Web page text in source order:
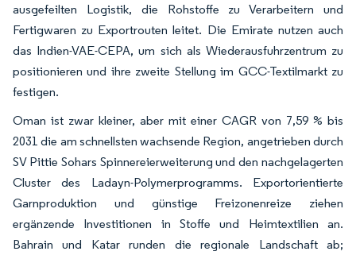
ausgefeilten Logistik, die Rohstoffe zu Verarbeitern und
Fertigwaren zu Exportrouten leitet. Die Emirate nutzen auch
das Indien-VAE-CEPA, um sich als Wiederausfuhrzentrum zu
positionieren und ihre zweite Stellung im GCC-Textilmarkt zu
festigen.
Oman ist zwar kleiner, aber mit einer CAGR von 7,59 % bis
2031 die am schnellsten wachsende Region, angetrieben durch
SV Pittie Sohars Spinnereierweiterung und den nachgelagerten
Cluster des Ladayn-Polymerprogramms. Exportorientierte
Garnproduktion und günstige Freizonenreize ziehen
ergänzende Investitionen in Stoffe und Heimtextilien an.
Bahrain und Katar runden die regionale Landschaft ab;